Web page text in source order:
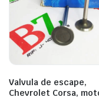
Valvula de escape,
Chevrolet Corsa,